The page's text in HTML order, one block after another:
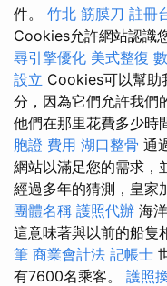
件。 竹北 筋膜刀 註冊
Cookies允許網站認識
尋引擎優化 美式整復
設立 Cookies可以幫助
分，因為它們允許我們
他們在那里花費多少時
胞證 費用 湖口整骨 通
網站以滿足您的需求，
經過多年的猜測，皇家
團體名稱 護照代辦 海
這意味著與以前的船隻
筆 商業會計法 記帳士
有7600名乘客。 護照